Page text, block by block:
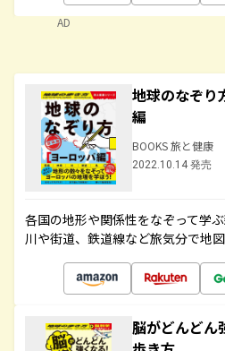
AD
地球のなぞ
編
BOOKS 旅と健康
2022.10.14 発売
各国の地形や関係性をなぞって学
川や街道、鉄道線など旅気分で地
脳がどんどん